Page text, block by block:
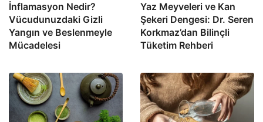
İnflamasyon Nedir?
Vücudunuzdaki Gizli
Yangın ve Beslenmeyle
Mücadelesi
Yaz Meyveleri ve Kan
Şekeri Dengesi: Dr. Seren
Korkmaz’dan Bilinçli
Tüketim Rehberi